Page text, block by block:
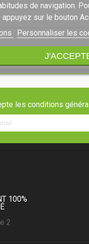
les conditions
100%
2
de navigation.
sur le bouton
Personnaliser les